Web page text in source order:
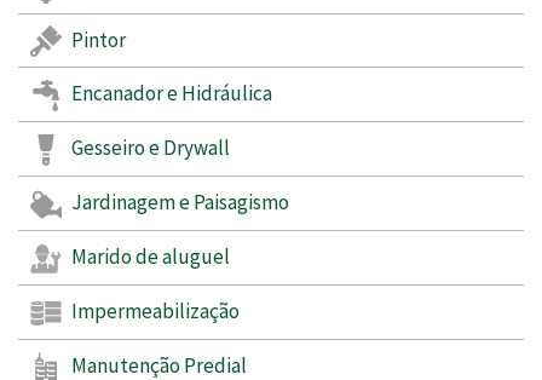
Pintor
Encanador e Hidráulica
Gesseiro e Drywall
Jardinagem e Paisagismo
Marido de aluguel
Impermeabilização
Manutenção Predial